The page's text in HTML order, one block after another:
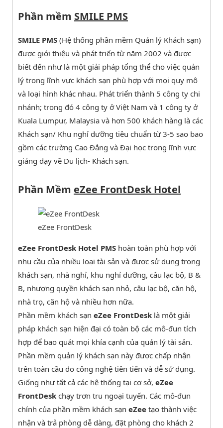
Phần mềm SMILE PMS
SMILE PMS (Hệ thống phần mềm Quản lý Khách sạn)
được giới thiệu và phát triển từ năm 2002 và được
biết đến như là một giải pháp tổng thể cho việc quản
lý trong lĩnh vực khách sạn phù hợp với mọi quy mô
và loại hình khác nhau. Phát triển thành 5 công ty chi
nhánh; trong đó 4 công ty ở Việt Nam và 1 công ty ở
Kuala Lumpur, Malaysia và hơn 500 khách hàng là các
Khách sạn/ Khu nghỉ dưỡng tiêu chuẩn từ 3-5 sao bao
gồm các trường Cao Đẳng và Đại học trong lĩnh vực
giảng dạy về Du lịch- Khách sạn.
Phần Mềm eZee FrontDesk Hotel
eZee FrontDesk
eZee FrontDesk Hotel PMS hoàn toàn phù hợp với
nhu cầu của nhiều loại tài sản và được sử dụng trong
khách sạn, nhà nghỉ, khu nghỉ dưỡng, câu lạc bộ, B &
B, nhượng quyền khách sạn nhỏ, câu lạc bộ, căn hộ,
nhà trọ, căn hộ và nhiều hơn nữa.
Phần mềm khách sạn eZee FrontDesk là một giải
pháp khách sạn hiện đại có toàn bộ các mô-đun tích
hợp để bao quát mọi khía cạnh của quản lý tài sản.
Phần mềm quản lý khách sạn này được chấp nhận
trên toàn cầu do công nghệ tiên tiến và dễ sử dụng.
Giống như tất cả các hệ thống tại cơ sở, eZee
FrontDesk chạy trơn tru ngoại tuyến. Các mô-đun
chính của phần mềm khách sạn eZee tạo thành việc
nhận và trả phòng dễ dàng, đặt phòng cho khách 2